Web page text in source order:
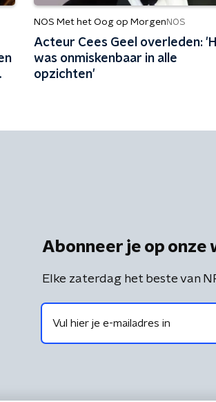
NOS Met het Oog op Morgen NOS
Acteur Cees Geel overleden:
was onmiskenbaar in alle
opzichten'
Abonneer je op
Elke zaterdag het beste van